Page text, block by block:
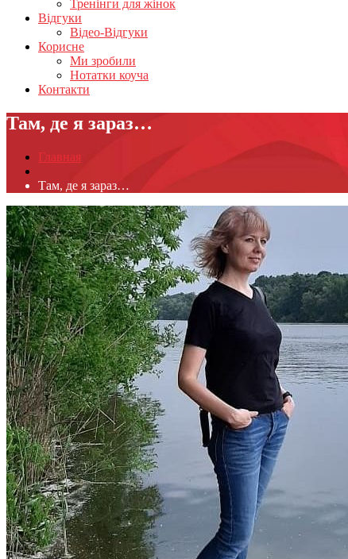
Тренінги для жінок
Відгуки
Відео-Відгуки
Корисне
Ми зробили
Нотатки коуча
Контакти
Там, де я зараз…
Главная
Там, де я зараз…